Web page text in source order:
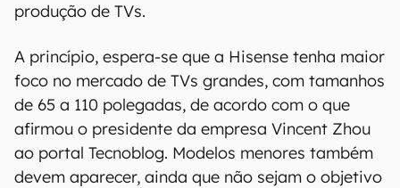
produção de TVs.
A princípio, espera-se que a Hisense tenha maior
foco no mercado de TVs grandes, com tamanhos
de 65 a 110 polegadas, de acordo com o que
afirmou o presidente da empresa Vincent Zhou
ao portal Tecnoblog. Modelos menores também
devem aparecer, ainda que não sejam o objetivo